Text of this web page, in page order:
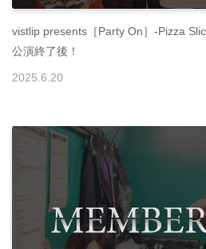
vistlip presents［Party On］-Pizza
公演終了後！
2025 6 20